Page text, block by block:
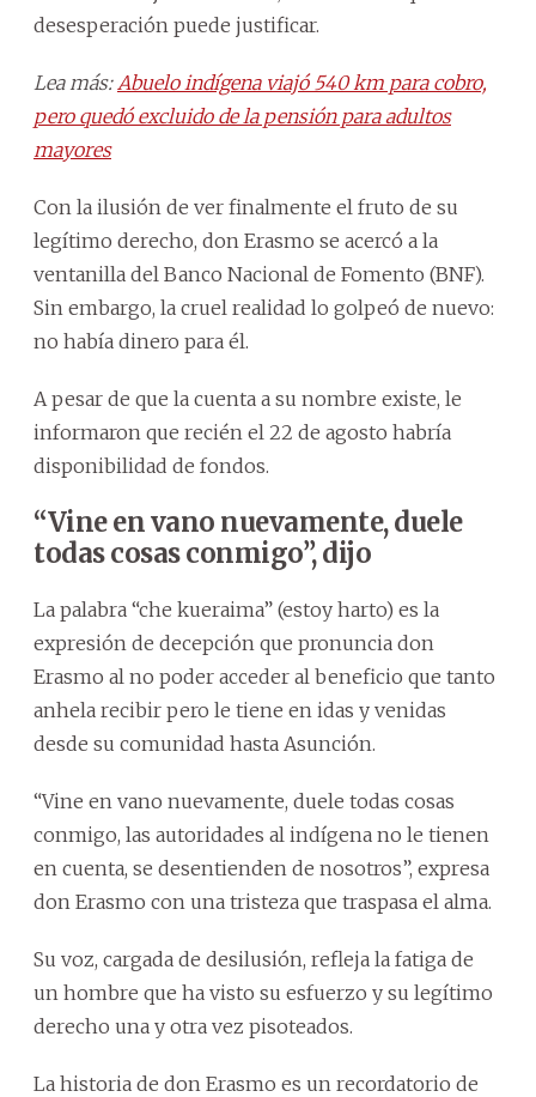
desesperación puede justificar.
Lea más: Abuelo indígena viajó 540 km para cobro,
pero quedó excluido de la pensión para adultos
mayores
Con la ilusión de ver finalmente el fruto de su
legítimo derecho, don Erasmo se acercó a la
ventanilla del Banco Nacional de Fomento (BNF).
Sin embargo, la cruel realidad lo golpeó de nuevo:
no había dinero para él.
A pesar de que la cuenta a su nombre existe, le
informaron que recién el 22 de agosto habría
disponibilidad de fondos.
“Vine en vano nuevamente, duele
todas cosas conmigo”, dijo
La palabra “che kueraima” (estoy harto) es la
expresión de decepción que pronuncia don
Erasmo al no poder acceder al beneficio que tanto
anhela recibir pero le tiene en idas y venidas
desde su comunidad hasta Asunción.
“Vine en vano nuevamente, duele todas cosas
conmigo, las autoridades al indígena no le tienen
en cuenta, se desentienden de nosotros”, expresa
don Erasmo con una tristeza que traspasa el alma.
Su voz, cargada de desilusión, refleja la fatiga de
un hombre que ha visto su esfuerzo y su legítimo
derecho una y otra vez pisoteados.
La historia de don Erasmo es un recordatorio de